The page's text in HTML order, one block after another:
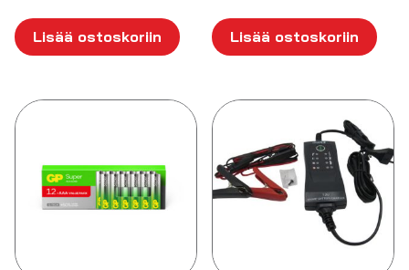
Lisää ostoskoriin Lisää ostoskoriin